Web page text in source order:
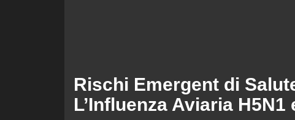
Rischi Emergent di
L’Influenza Aviaria H5N1